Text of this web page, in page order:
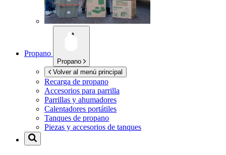
Propano
Propano
Volver al menú principal
Recarga de propano
Accesorios para parrilla
Parrillas y ahumadores
Calentadores portátiles
Tanques de propano
Piezas y accesorios de tanques